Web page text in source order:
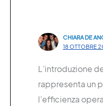
CHIARA DE
18 OTTOBRE
L’introduzione
rappresenta un
l’efficienza